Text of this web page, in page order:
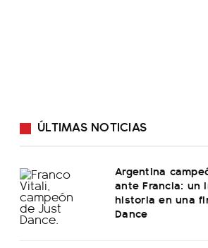
ÚLTIMAS NOTICIAS
Argentina
ante Francia: un
historia en una
Dance